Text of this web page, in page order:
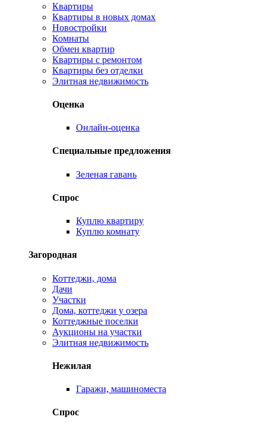
Квартиры
Квартиры в новых домах
Новостройки
Комнаты
Обмен квартир
Квартиры с ремонтом
Квартиры без отделки
Элитная недвижимость
Оценка
Онлайн-оценка
Специальные предложения
Зеленая гавань
Спрос
Куплю квартиру
Куплю комнату
Загородная
Коттеджи, дома
Дачи
Участки
Дома, коттеджи у озера
Коттеджные поселки
Аукционы на участки
Элитная недвижимость
Нежилая
Гаражи, машиноместа
Спрос